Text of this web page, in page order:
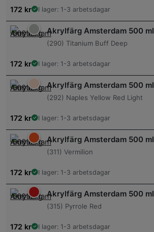
172 kr I lager: 1-3 arbetsdagar
Akrylfärg Amsterdam 500 ml
(290) Titanium Buff Deep
172 kr I lager: 1-3 arbetsdagar
Akrylfärg Amsterdam 500 ml
(292) Naples Yellow Red Light
172 kr I lager: 1-3 arbetsdagar
Akrylfärg Amsterdam 500 ml
(311) Vermilion
172 kr I lager: 1-3 arbetsdagar
Akrylfärg Amsterdam 500 ml
(315) Pyrrole Red
172 kr I lager: 1-3 arbetsdagar